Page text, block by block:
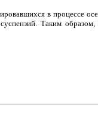
в процессе
Таким